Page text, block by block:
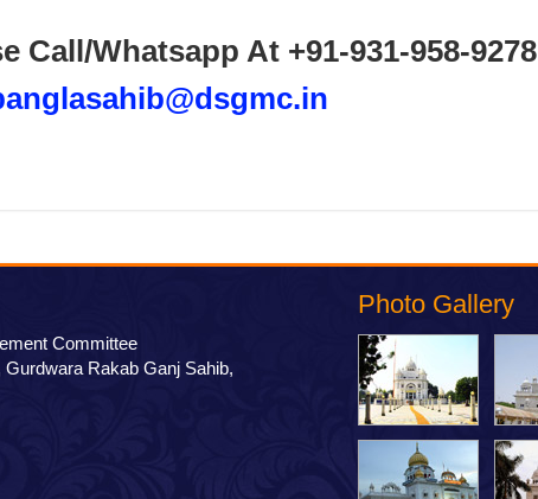
Call/Whatsapp At +91-931-958-9278
Committee
Rakab Ganj Sahib,
Photo Gallery